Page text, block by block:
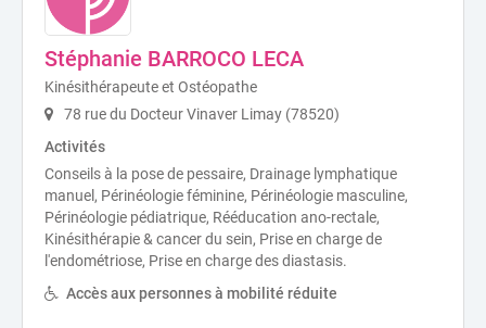
Stéphanie BARROCO LECA
Kinésithérapeute et Ostéopathe
78 rue du Docteur Vinaver Limay (78520)
Activités
Conseils à la pose de pessaire, Drainage lymphatique
manuel, Périnéologie féminine, Périnéologie masculine,
Périnéologie pédiatrique, Rééducation ano-rectale,
Kinésithérapie & cancer du sein, Prise en charge de
l'endométriose, Prise en charge des diastasis.
Accès aux personnes à mobilité réduite